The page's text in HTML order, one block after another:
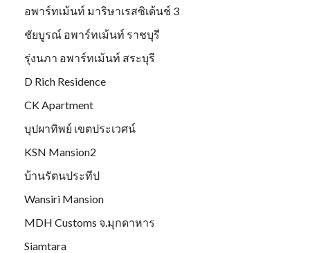
อพาร์ทเม้นท์ มาริษาเรสซิเด้นช์ 3
ชัยบูรณ์ อพาร์ทเม้นท์ ราชบุรี
รุ่งนภา อพาร์ทเม้นท์ สระบุรี
D Rich Residence
CK Apartment
บุปผาทิพย์ เขตประเวศน์
KSN Mansion2
บ้านรัตนประทีป
Wansiri Mansion
MDH Customs จ.มุกดาหาร
Siamtara